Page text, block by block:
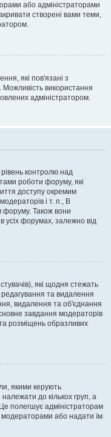
або адміністраторами
створені вами теми,
які пов'язані з
Можливість використання
адміністратором.
контролю над
роботи форуму, які
доступу окремим
і т. п., В
форуму. Також вони
усіх форумах, залежно від
які щодня стежать
та видалення
видалення та об'єднання
завдання модераторів
розміщень образливих
якими керують
до кількох груп, а
полегшує адміністраторам
модераторами або надати їм